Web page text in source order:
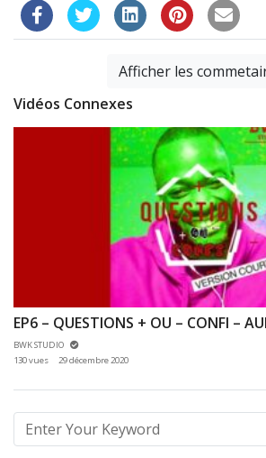
Afficher les
Vidéos Connexes
EP6 – QUESTIONS + OU – CONFI –
BWK STUDIO
130 vues
29 décembre 2020